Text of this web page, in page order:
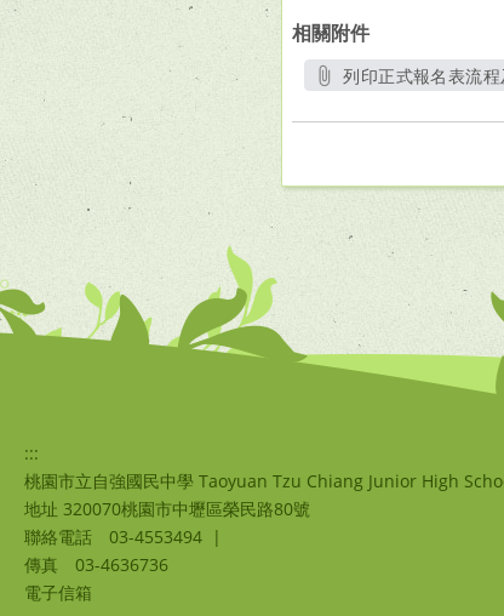
相關附件
列印正式報名表流
:::
桃園市立自強國民中學 Taoyuan Tzu Chiang Junior High
地址 320070桃園市中壢區榮民路80號
聯絡電話
03-4553494 |
傳真
03-4636736
電子信箱